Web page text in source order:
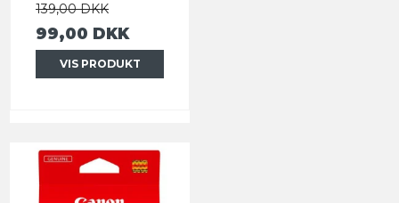
139,00 DKK
99,00 DKK
VIS PRODUKT